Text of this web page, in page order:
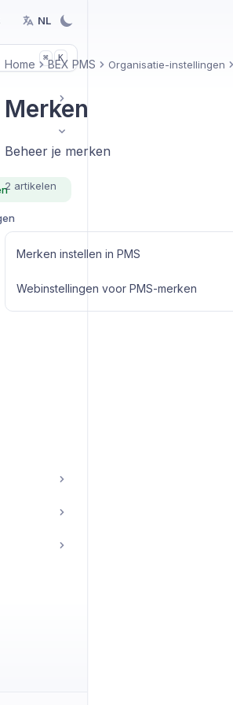
NL
⌘ K
Home BEX PMS Organisatie-instellingen
Merken
Beheer je merken
2 artikelen
Merken instellen in PMS
Webinstellingen voor PMS-merken